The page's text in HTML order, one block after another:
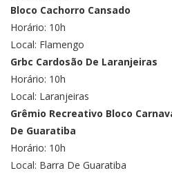
Bloco Cachorro Cansado
Horário: 10h
Local: Flamengo
Grbc Cardosão De Laranjeiras
Horário: 10h
Local: Laranjeiras
Grêmio Recreativo Bloco
De Guaratiba
Horário: 10h
Local: Barra De Guaratiba